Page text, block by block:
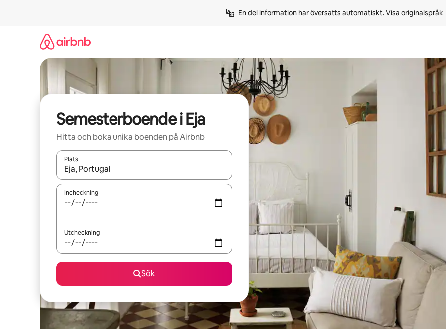
En del information har översatts automatiskt. Visa originalspråk
Semesterboende i Eja
Hitta och boka unika boenden på Airbnb
Plats
När resultaten är tillgängliga kan du navigera med upp- och nedåtpilarna eller utforska genom att trycka eller svepa.
Incheckning
Utcheckning
Sök